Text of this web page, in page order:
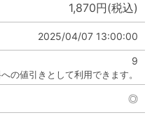
1,870円(税込)
2025/04/07 13:00:00
9
の値引きとして利用できます。
◎